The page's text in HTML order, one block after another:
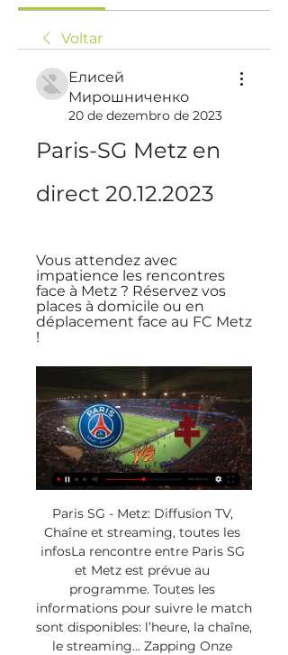
Voltar
Елисей
Мирошниченко
20 de dezembro de 2023
Paris-SG Metz en
direct 20.12.2023
Vous attendez avec
impatience les rencontres
face à Metz ? Réservez vos
places à domicile ou en
déplacement face au FC Metz
!
Paris SG - Metz: Diffusion TV,
Chaîne et streaming, toutes les
infosLa rencontre entre Paris SG
et Metz est prévue au
programme. Toutes les
informations pour suivre le match
sont disponibles: l’heure, la chaîne,
le streaming... Zapping Onze